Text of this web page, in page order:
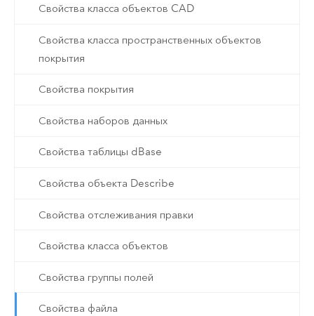
Свойства класса объектов CAD
Свойства класса пространственных объектов
покрытия
Свойства покрытия
Свойства наборов данных
Свойства таблицы dBase
Свойства объекта Describe
Свойства отслеживания правки
Свойства класса объектов
Свойства группы полей
Свойства файла